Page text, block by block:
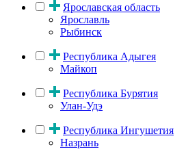
Ярославская область
Ярославль
Рыбинск
Республика Адыгея
Майкоп
Республика Бурятия
Улан-Удэ
Республика Ингушетия
Назрань